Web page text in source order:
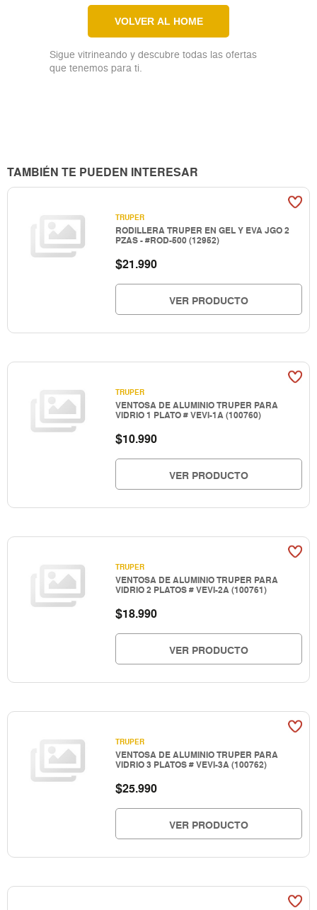
VOLVER AL HOME
Sigue vitrineando y descubre todas las ofertas
que tenemos para ti.
TAMBIÉN TE PUEDEN INTERESAR
TRUPER
RODILLERA TRUPER EN GEL Y EVA JGO 2
PZAS - #ROD-500 (12952)
$21.990
VER PRODUCTO
TRUPER
VENTOSA DE ALUMINIO TRUPER PARA
VIDRIO 1 PLATO # VEVI-1A (100760)
$10.990
VER PRODUCTO
TRUPER
VENTOSA DE ALUMINIO TRUPER PARA
VIDRIO 2 PLATOS # VEVI-2A (100761)
$18.990
VER PRODUCTO
TRUPER
VENTOSA DE ALUMINIO TRUPER PARA
VIDRIO 3 PLATOS # VEVI-3A (100762)
$25.990
VER PRODUCTO